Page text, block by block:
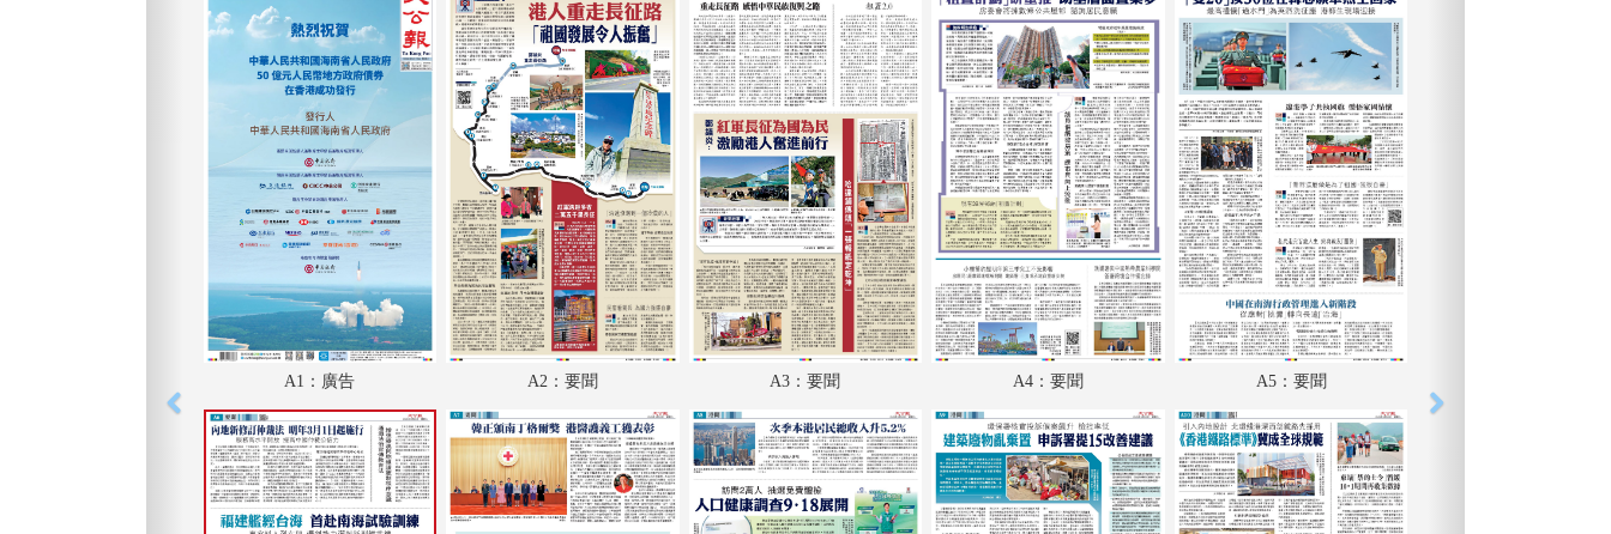
A18：兩岸
A19：副刊
A20：體育
A21：國際
A22：國際
B1：體育
B2：經濟
B3：經濟
A1：廣告 A2：要聞 A3：要聞 A4：要聞 A5：要聞